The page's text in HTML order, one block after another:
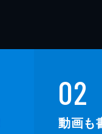
02
動画も